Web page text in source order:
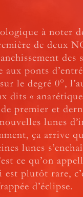
à noter
de deux
des
aux ponts
le degré 0°,
dits «
premier et
lunes
ça arrive
lunes
ce qu’on
est plutôt rare,
d’éclipse.